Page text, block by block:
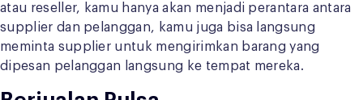
atau reseller, kamu hanya akan menjadi perantara antara
supplier dan pelanggan, kamu juga bisa langsung
meminta supplier untuk mengirimkan barang yang
dipesan pelanggan langsung ke tempat mereka.